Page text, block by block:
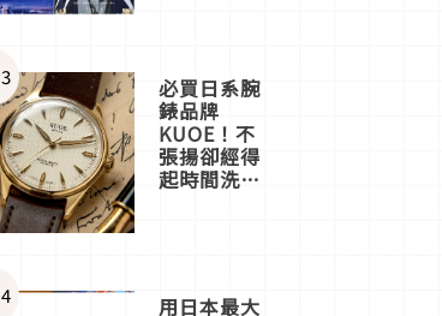
3 必買日系腕
錶品牌
KUOE！不
張揚卻經得
起時間洗鍊
4 用日本最大